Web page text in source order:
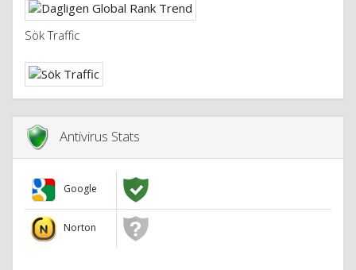
Sök Traffic
Antivirus Stats
Google
Norton